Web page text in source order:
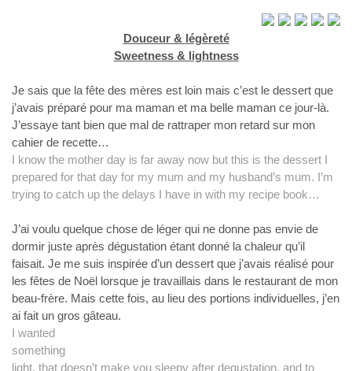
Douceur & légèreté
Sweetness & lightness
Je sais que la fête des mères est loin mais c’est le dessert que
j’avais préparé pour ma maman et ma belle maman ce jour-là.
J’essaye tant bien que mal de rattraper mon retard sur mon
cahier de recette…
I know the mother day is far away now but this is the dessert I
prepared for that day for my mum and my husband’s mum. I’m
trying to catch up the delays I have in with my recipe book…
J’ai voulu quelque chose de léger qui ne donne pas envie de
dormir juste après dégustation étant donné la chaleur qu’il
faisait. Je me suis inspirée d’un dessert que j’avais réalisé pour
les fêtes de Noël lorsque je travaillais dans le restaurant de mon
beau-frère. Mais cette fois, au lieu des portions individuelles, j’en
ai fait un gros gâteau.
I wanted
something
light, that doesn’t make you sleepy after degustation, and to